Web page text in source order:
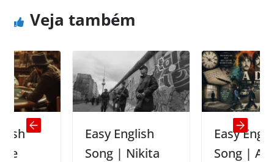
Veja também
Easy English
Song | Nikita
Easy English
Song | A Day in